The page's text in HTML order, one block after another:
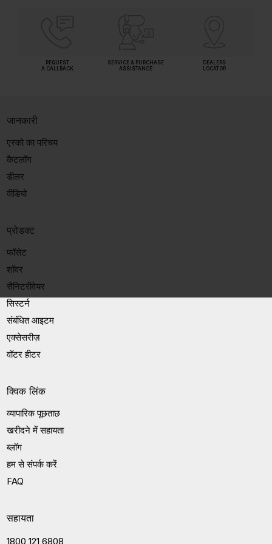
REQUEST
A CALLBACK
SERVICE & PURCHASE
ASSISTANCE
DEALERS
LOCATOR
जानकारी
एस्को का परिचय
कैटलॉग
डीलर
वीडियो
प्रोडक्ट
फॉसेट
शॉवर
सैनिटरीवेयर
सिस्टर्न
संबंधित आइटम
एक्सेसरीज़
वॉटर हीटर
क्विक लिंक
व्यापारिक पूछताछ
खरीदने में सहायता
ब्लॉग
हम से संपर्क करें
FAQ
सहायता
1800 121 6808